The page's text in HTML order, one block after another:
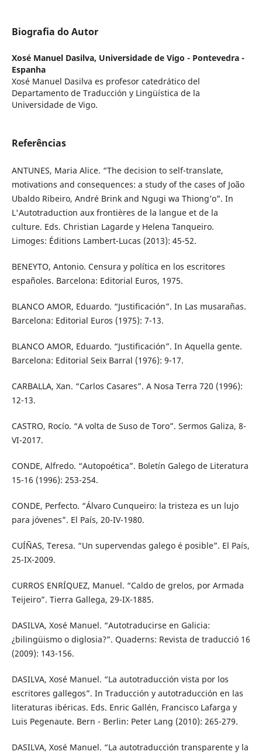
Biografia do Autor
Xosé Manuel Dasilva, Universidade de Vigo - Pontevedra -
Espanha
Xosé Manuel Dasilva es profesor catedrático del
Departamento de Traducción y Lingüística de la
Universidade de Vigo.
Referências
ANTUNES, Maria Alice. “The decision to self-translate,
motivations and consequences: a study of the cases of João
Ubaldo Ribeiro, André Brink and Ngugi wa Thiong’o”. In
L'Autotraduction aux frontières de la langue et de la
culture. Eds. Christian Lagarde y Helena Tanqueiro.
Limoges: Éditions Lambert-Lucas (2013): 45-52.
BENEYTO, Antonio. Censura y política en los escritores
españoles. Barcelona: Editorial Euros, 1975.
BLANCO AMOR, Eduardo. “Justificación”. In Las musarañas.
Barcelona: Editorial Euros (1975): 7-13.
BLANCO AMOR, Eduardo. “Justificación”. In Aquella gente.
Barcelona: Editorial Seix Barral (1976): 9-17.
CARBALLA, Xan. “Carlos Casares”. A Nosa Terra 720 (1996):
12-13.
CASTRO, Rocío. “A volta de Suso de Toro”. Sermos Galiza, 8-
VI-2017.
CONDE, Alfredo. “Autopoética”. Boletín Galego de Literatura
15-16 (1996): 253-254.
CONDE, Perfecto. “Álvaro Cunqueiro: la tristeza es un lujo
para jóvenes”. El País, 20-IV-1980.
CUÍÑAS, Teresa. “Un supervendas galego é posible”. El País,
25-IX-2009.
CURROS ENRÍQUEZ, Manuel. “Caldo de grelos, por Armada
Teijeiro”. Tierra Gallega, 29-IX-1885.
DASILVA, Xosé Manuel. “Autotraducirse en Galicia:
¿bilingüismo o diglosia?”. Quaderns: Revista de traducció 16
(2009): 143-156.
DASILVA, Xosé Manuel. “La autotraducción vista por los
escritores gallegos”. In Traducción y autotraducción en las
literaturas ibéricas. Eds. Enric Gallén, Francisco Lafarga y
Luis Pegenaute. Bern - Berlin: Peter Lang (2010): 265-279.
DASILVA, Xosé Manuel. “La autotraducción transparente y la